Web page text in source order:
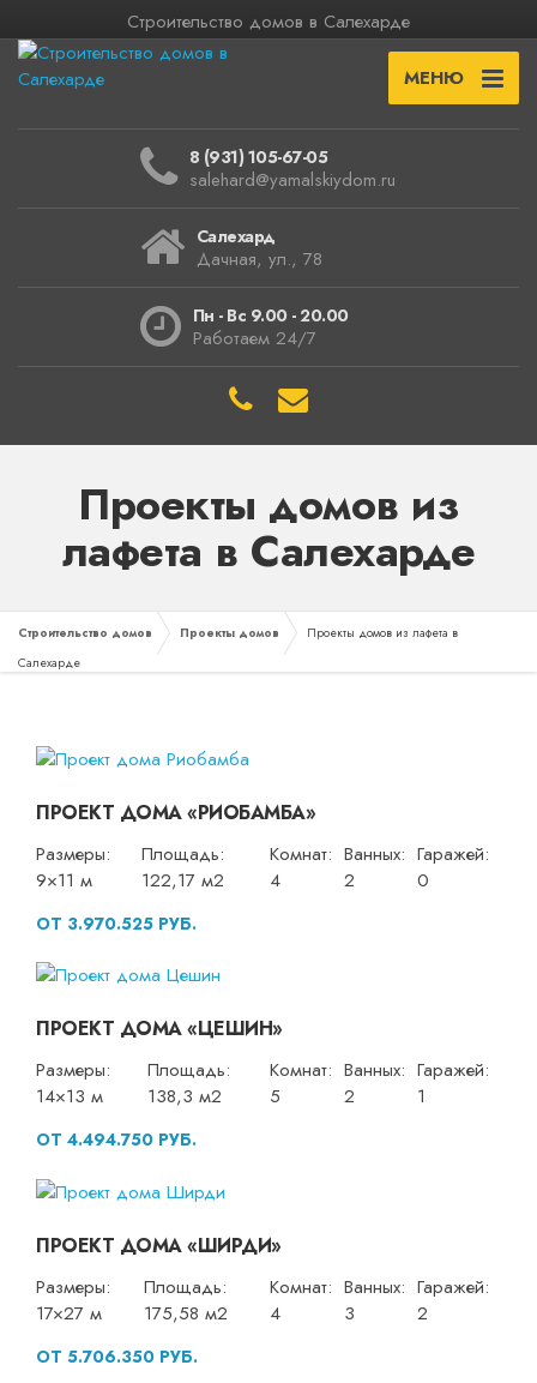
Строительство домов в Салехарде
МЕНЮ
8 (931) 105-67-05
salehard@yamalskiydom.ru
Салехард
Дачная, ул., 78
Пн - Вс 9.00 - 20.00
Работаем 24/7
Проекты домов из
лафета в Салехарде
Строительство домов Проекты домов
Проекты домов из лафета в
Салехарде
ПРОЕКТ ДОМА «РИОБАМБА»
Размеры:
9×11 м
Площадь:
122,17 м2
Комнат:
4
Ванных:
2
Гаражей:
0
ОТ 3.970.525 РУБ.
ПРОЕКТ ДОМА «ЦЕШИН»
Размеры:
14×13 м
Площадь:
138,3 м2
Комнат:
5
Ванных:
2
Гаражей:
1
ОТ 4.494.750 РУБ.
ПРОЕКТ ДОМА «ШИРДИ»
Размеры:
17×27 м
Площадь:
175,58 м2
Комнат:
4
Ванных:
3
Гаражей:
2
ОТ 5.706.350 РУБ.